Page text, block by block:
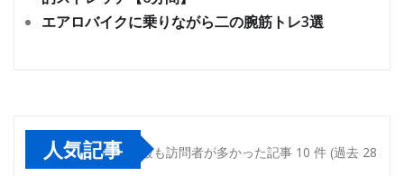
エアロバイクに乗りながら二の腕筋トレ3選
人気記事 最も訪問者が多かった記事 10 件 (過去 28